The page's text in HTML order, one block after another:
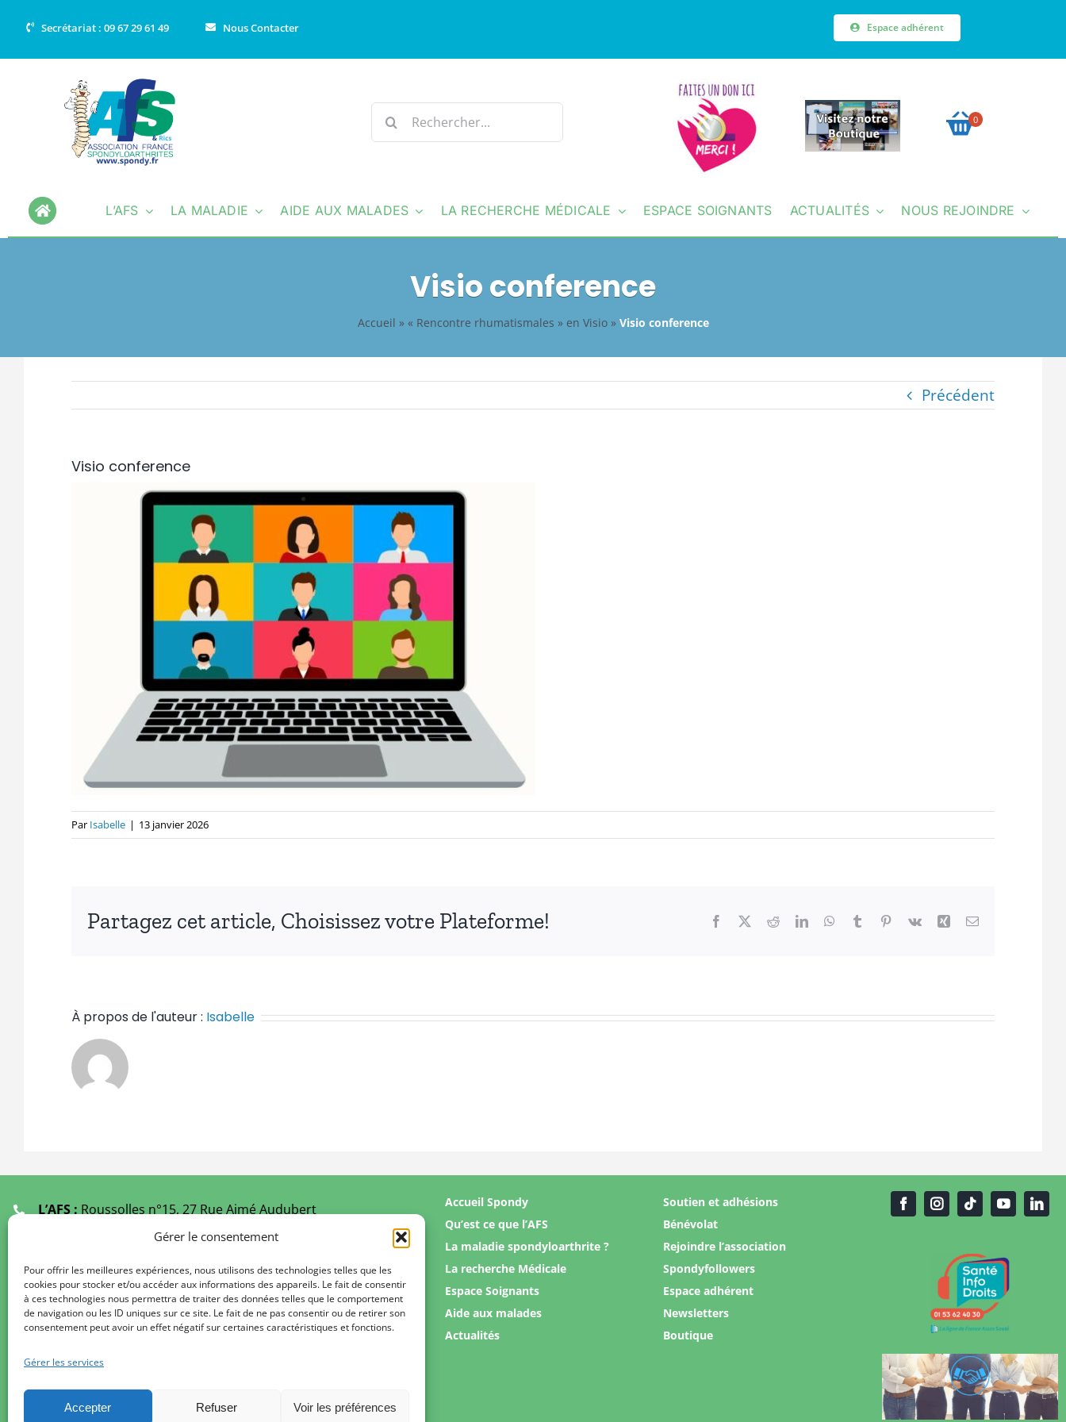
Gérer le consentement
Pour offrir les meilleures expériences, nous utilisons des technologies telles que les
cookies pour stocker et/ou accéder aux informations des appareils. Le fait de consentir
à ces technologies nous permettra de traiter des données telles que le comportement
de navigation ou les ID uniques sur ce site. Le fait de ne pas consentir ou de retirer son
consentement peut avoir un effet négatif sur certaines caractéristiques et fonctions.
Gérer les services
Accepter Refuser Voir les préférences
Secrétariat : 09 67 29 61 49 Nous Contacter Espace adhérent
Rechercher: 0
L’AFS LA MALADIE AIDE AUX MALADES LA RECHERCHE MÉDICALE ESPACE SOIGNANTS ACTUALITÉS NOUS REJOINDRE
Visio conference
Accueil » « Rencontre rhumatismales » en Visio» Visio conference
Précédent
Visio conference
Par Isabelle | 13 janvier 2026
Partagez cet article, Choisissez votre Plateforme! Facebook RedditLinkedInWhatsApp
Tumblr Pinterest
Vk Xing Email
À propos de l'auteur : Isabelle
L’AFS : Roussolles n°15, 27 Rue Aimé Audubert
Secrétariat au09 67 29 61 49
De 9 h à 12 h 00 / 14 h à 17 h 00
secretariat.afs@gmail.com
Accueil Spondy
Qu’est ce que l’AFS
La maladie spondyloarthrite ?
La recherche Médicale
Espace Soignants
Aide aux malades
Actualités
Soutien et adhésions
Bénévolat
Rejoindre l’association
Spondyfollowers
Espace adhérent
Newsletters
Boutique